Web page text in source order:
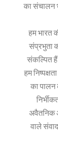
का संचालन
हम भारत
संप्रभुता
संकल्पित
हम
का पालन
अवैतनिक
वाले